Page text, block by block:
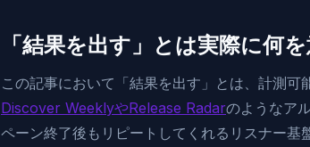
「結果を出す」とは実際に何
この記事において「結果を出す」とは、計測可
Discover WeeklyやRelease Radarのようなア
ペーン終了後もリピートしてくれるリスナー